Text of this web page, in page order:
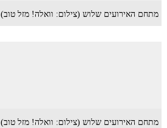
מתחם האירועים שלוש (צילום: וואלה! מזל טוב)
מתחם האירועים שלוש (צילום: וואלה! מזל טוב)